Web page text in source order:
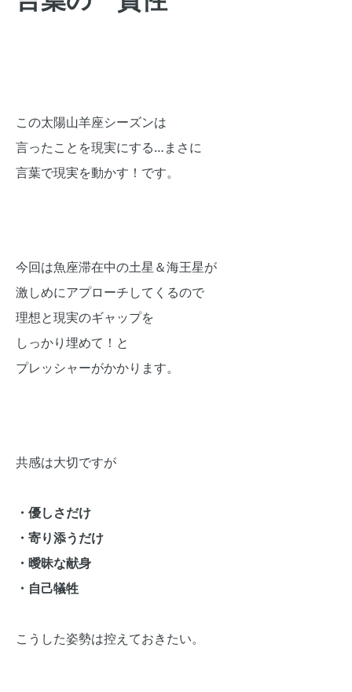
この太陽山羊座シーズンは
言ったことを現実にする…まさに
言葉で現実を動かす！です。
今回は魚座滞在中の土星＆海王星が
激しめにアプローチしてくるので
理想と現実のギャップを
しっかり埋めて！と
プレッシャーがかかります。
共感は大切ですが
・優しさだけ
・寄り添うだけ
・曖昧な献身
・自己犠牲
こうした姿勢は控えておきたい。